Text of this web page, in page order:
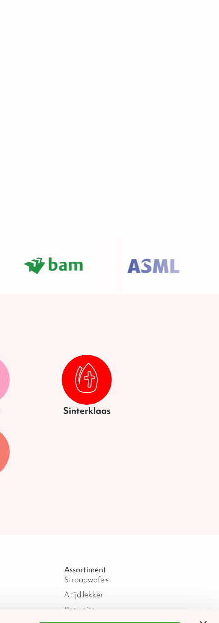
Sinterklaas
Assortiment
Stroopwafels
Altijd lekker
Brownies